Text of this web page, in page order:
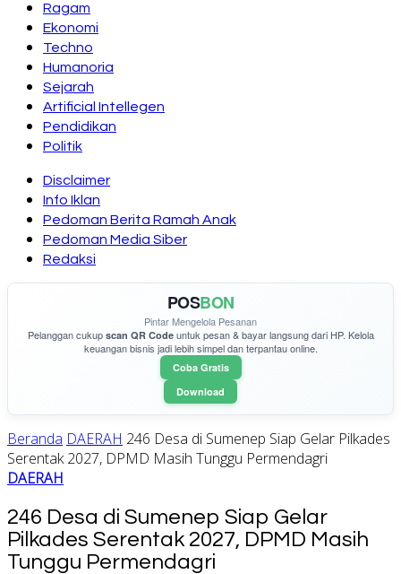
Ragam
Ekonomi
Techno
Humanoria
Sejarah
Artificial Intellegen
Pendidikan
Politik
Disclaimer
Info Iklan
Pedoman Berita Ramah Anak
Pedoman Media Siber
Redaksi
POSBON
Pintar Mengelola Pesanan
Pelanggan cukup scan QR Codeuntuk pesan & bayar langsung dari HP. Kelola
keuangan bisnis jadi lebih simpel dan terpantau online.
Coba Gratis
Download
Beranda DAERAH 246 Desa di Sumenep Siap Gelar Pilkades
Serentak 2027, DPMD Masih Tunggu Permendagri
DAERAH
246 Desa di Sumenep Siap Gelar
Pilkades Serentak 2027, DPMD Masih
Tunggu Permendagri